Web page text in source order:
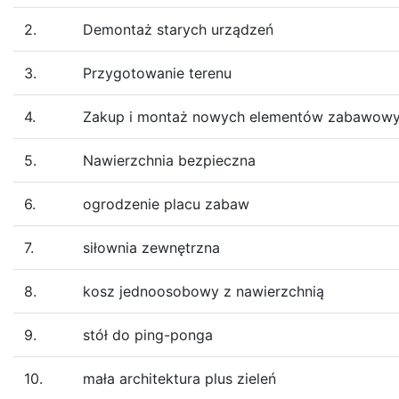
2. Demontaż starych urządzeń
3. Przygotowanie terenu
4. Zakup i montaż nowych elementów
5. Nawierzchnia bezpieczna
6. ogrodzenie placu zabaw
7. siłownia zewnętrzna
8. kosz jednoosobowy z nawierzchnią
9. stół do ping-ponga
10. mała architektura plus zieleń